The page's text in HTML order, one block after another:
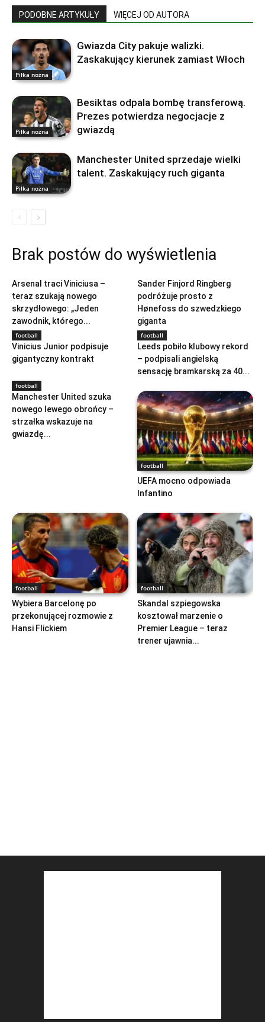
PODOBNE ARTYKUŁY WIĘCEJ OD AUTORA
Piłka nożna
Gwiazda City pakuje walizki.
Zaskakujący kierunek zamiast Włoch
Piłka nożna
Besiktas odpala bombę transferową.
Prezes potwierdza negocjacje z
gwiazdą
Piłka nożna
Manchester United sprzedaje wielki
talent. Zaskakujący ruch giganta
Brak postów do wyświetlenia
Arsenal traci Viniciusa –
teraz szukają nowego
skrzydłowego: „Jeden
zawodnik, którego...
Sander Finjord Ringberg
podróżuje prosto z
Hønefoss do szwedzkiego
giganta
football
Vinicius Junior podpisuje
gigantyczny kontrakt
football
Leeds pobiło klubowy rekord
– podpisali angielską
sensację bramkarską za 40...
football
Manchester United szuka
nowego lewego obrońcy –
strzałka wskazuje na
gwiazdę...
football
UEFA mocno odpowiada
Infantino
football
Wybiera Barcelonę po
przekonującej rozmowie z
Hansi Flickiem
football
Skandal szpiegowska
kosztował marzenie o
Premier League – teraz
trener ujawnia...